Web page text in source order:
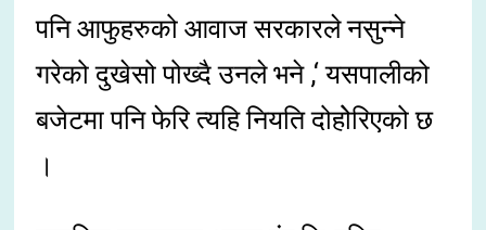
पनि आफुहरुको आवाज सरकारले नसुन्ने
गरेको दुखेसो पोख्दै उनले भने ,‘ यसपालीको
बजेटमा पनि फेरि त्यहि नियति दोहोेरिएको छ
।